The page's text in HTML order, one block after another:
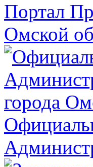
Портал
Омской